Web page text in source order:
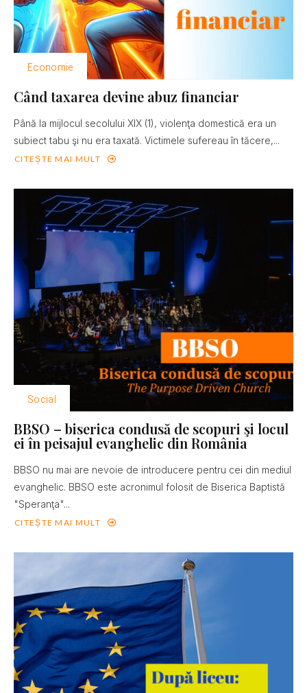
Economie
Când taxarea devine abuz financiar
Până la mijlocul secolului XIX (1), violenţa domestică era un
subiect tabu şi nu era taxată. Victimele sufereau în tăcere,...
CITEȘTE MAI MULT
Social
BBSO – biserica condusă de scopuri şi locul
ei în peisajul evanghelic din România
BBSO nu mai are nevoie de introducere pentru cei din mediul
evanghelic. BBSO este acronimul folosit de Biserica Baptistă
"Speranţa"...
CITEȘTE MAI MULT